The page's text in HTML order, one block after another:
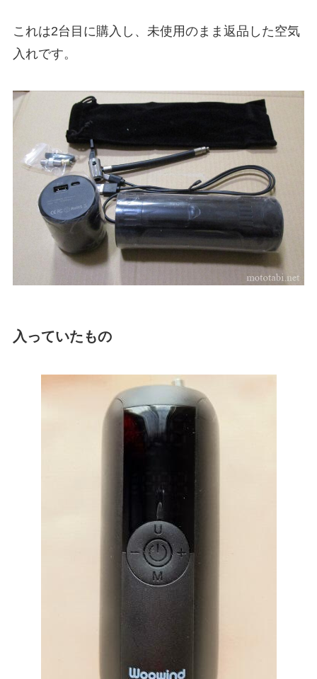
これは2台目に購入し、未使用のまま返品した空気
入れです。
入っていたもの